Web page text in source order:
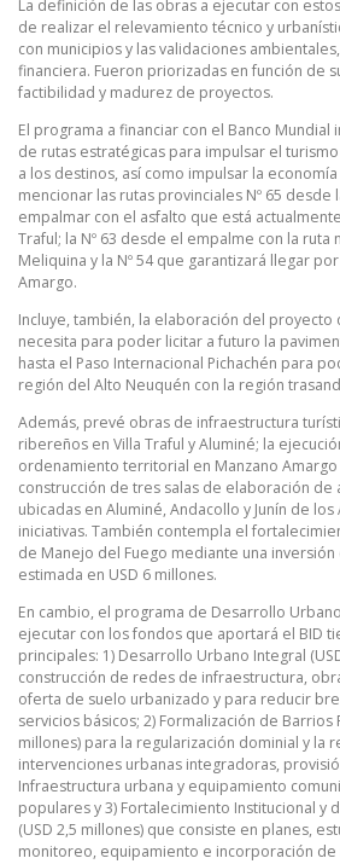
La definición de las obras a ejecutar con
de realizar el relevamiento técnico y
con municipios y las validaciones
financiera. Fueron priorizadas en función de
factibilidad y madurez de proyectos.
El programa a financiar con el Banco Mundial
de rutas estratégicas para impulsar el
a los destinos, así como impulsar la
mencionar las rutas provinciales Nº 65 desde
empalmar con el asfalto que está
Traful; la Nº 63 desde el empalme con la ruta
Meliquina y la Nº 54 que garantizará llegar
Amargo.
Incluye, también, la elaboración del
necesita para poder licitar a futuro la
hasta el Paso Internacional Pichachén para
región del Alto Neuquén con la región
Además, prevé obras de infraestructura
ribereños en Villa Traful y Aluminé; la
ordenamiento territorial en Manzano Amargo
construcción de tres salas de elaboración de
ubicadas en Aluminé, Andacollo y Junín de
iniciativas. También contempla el
de Manejo del Fuego mediante una
estimada en USD 6 millones.
En cambio, el programa de Desarrollo
ejecutar con los fondos que aportará el BID
principales: 1) Desarrollo Urbano Integral
construcción de redes de infraestructura,
oferta de suelo urbanizado y para reducir
servicios básicos; 2) Formalización de Barrios
millones) para la regularización dominial y la
intervenciones urbanas integradoras,
Infraestructura urbana y equipamiento
populares y 3) Fortalecimiento Institucional y
(USD 2,5 millones) que consiste en planes,
monitoreo, equipamiento e incorporación de